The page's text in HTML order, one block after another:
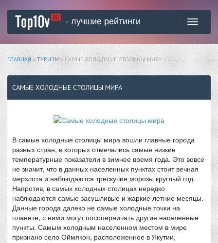
Toggle
- лучшие рейтинги
ГЛАВНАЯ »ТУРИЗМ » САМЫЕ ХОЛОДНЫЕ СТОЛИЦЫ МИРА
САМЫЕ ХОЛОДНЫЕ СТОЛИЦЫ МИРА
В самые холодные столицы мира вошли главные города
разных стран, в которых отмечались самые низкие
температурные показатели в зимнее время года. Это вовсе
не значит, что в данных населенных пунктах стоит вечная
мерзлота и наблюдаются трескучие морозы круглый год.
Напротив, в самых холодных столицах нередко
наблюдаются самые засушливые и жаркие летние месяцы.
Данные города далеко не самые холодные точки на
планете, с ними могут посоперничать другие населенные
пункты. Самым холодным населенном местом в мире
признано село Оймякон, расположенное в Якутии,